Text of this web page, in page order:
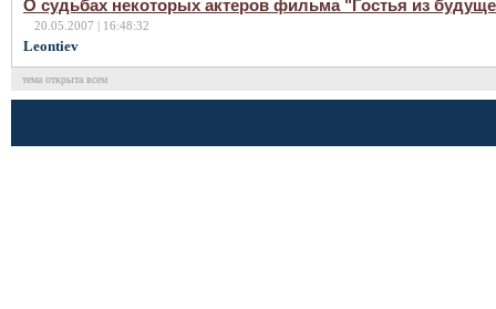
О судьбах некоторых актеров фильма "Гостья из
20.05.2007 | 16:48:32
Leontiev
тема открыта всем